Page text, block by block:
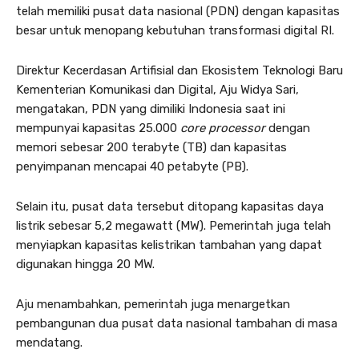
telah memiliki pusat data nasional (PDN) dengan kapasitas
besar untuk menopang kebutuhan transformasi digital RI.
Direktur Kecerdasan Artifisial dan Ekosistem Teknologi Baru
Kementerian Komunikasi dan Digital, Aju Widya Sari,
mengatakan, PDN yang dimiliki Indonesia saat ini
mempunyai kapasitas 25.000 core processordengan
memori sebesar 200 terabyte (TB) dan kapasitas
penyimpanan mencapai 40 petabyte (PB).
Selain itu, pusat data tersebut ditopang kapasitas daya
listrik sebesar 5,2 megawatt (MW). Pemerintah juga telah
menyiapkan kapasitas kelistrikan tambahan yang dapat
digunakan hingga 20 MW.
Aju menambahkan, pemerintah juga menargetkan
pembangunan dua pusat data nasional tambahan di masa
mendatang.